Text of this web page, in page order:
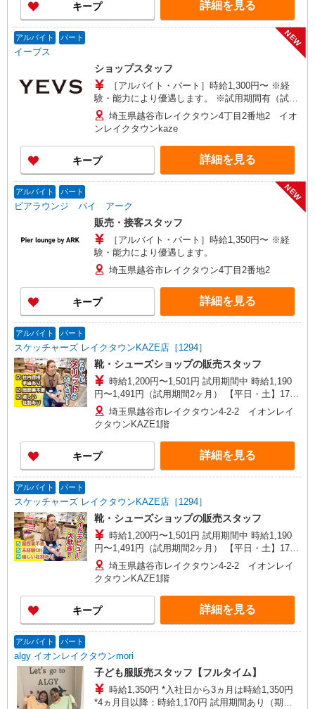
月あたり20時間）※超過時は追加支給 首都圏エリ
ア：30,800円 大阪：29,500円 京都、兵庫、愛知、
考慮 ※試用期間3ヶ月も同条件（首都圏：店長候
都、和歌山、岡山、広島、愛媛、福岡、長崎、宮
崎、熊本などの各店舗で募集しています。
LUMINE2店／ルミネ池袋店／ルミネ横浜／ルミネ
大宮店／ルミネ有楽町店 ルミネ立川店／ルミネ町
田店／池袋PARCO店／東京スカイツリータウン・
ソラマチ店 イクスピアリ店／イオンレイクタウン
店／ジョイナス店／テラスモール湘南店 タカシマ
ヤ ゲートタワーモール店／イオンモール各務原イ
ンター店／イオン大高SC店 なんばCITY店／天王
宮ガーデンズ店 ルクアイーレ大阪店／岡山一番街
店／ミナモア広島店／博多阪急店／天神ソラリア
プラザ店 ▽他、詳しくは備考をご参照ください。
キープ 詳細を見る
アルバイト パート
イーブス
NEW
ショップスタッフ
［アルバイト・パート］時給1,300円〜 ※経
験・能力により優遇します。 ※試用期間有（試用
期間中の給与に変動はありません。） ※土日祝
50円UP ※20時以降 100円UP
埼玉県越谷市レイクタウン4丁目2番地2 イオ
ンレイクタウンkaze
キープ 詳細を見る
アルバイト パート
ピアラウンジ バイ アーク
NEW
販売・接客スタッフ
［アルバイト・パート］時給1,350円〜 ※経
験・能力により優遇します。
埼玉県越谷市レイクタウン4丁目2番地2
キープ 詳細を見る
アルバイト パート
スケッチャーズ レイクタウンKAZE店［1294］
靴・シューズショップの販売スタッフ
時給1,200円〜1,501円 試用期間中 時給1,190
円〜1,491円（試用期間2ヶ月） 【平日・土】17時
迄…1200円/17時〜20時…1301円/20時以降…1401
円 【日・祝日】17時迄…1320円/17時〜20時…
1401円/20時以降…1501円 ※資格・経験による
埼玉県越谷市レイクタウン4-2-2 イオンレイ
クタウンKAZE1階
キープ 詳細を見る
アルバイト パート
スケッチャーズ レイクタウンKAZE店［1294］
靴・シューズショップの販売スタッフ
時給1,200円〜1,501円 試用期間中 時給1,190
円〜1,491円（試用期間2ヶ月） 【平日・土】17時
迄…1200円/17時〜20時…1301円/20時以降…1401
円 【日・祝日】17時迄…1320円/17時〜20時…
1401円/20時以降…1501円 ※資格・経験による
埼玉県越谷市レイクタウン4-2-2 イオンレイ
クタウンKAZE1階
キープ 詳細を見る
アルバイト パート
algy イオンレイクタウンmori
子ども服販売スタッフ【フルタイム】
時給1,350円 *入社日から3ヵ月は時給1,350円
*4ヵ月目以降：時給1,170円 試用期間あり（期間